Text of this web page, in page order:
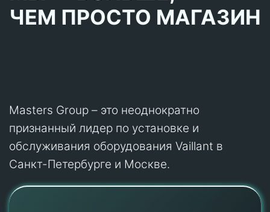
ЧЕМ ПРОСТО МАГАЗИН
Masters Group – это неоднократно
признанный лидер по установке и
обслуживания оборудования Vaillant в
Санкт-Петербурге и Москве.